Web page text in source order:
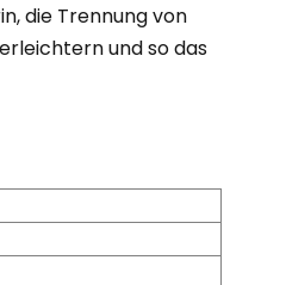
die Trennung von
und so das